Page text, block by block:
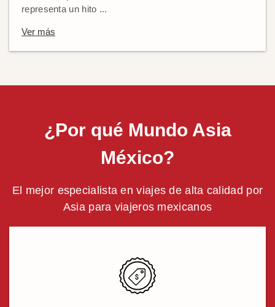
representa un hito ...
Ver más
¿Por qué Mundo Asia
México?
El mejor especialista en viajes de alta calidad por
Asia para viajeros mexicanos